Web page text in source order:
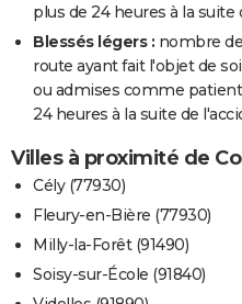
plus de 24 heures à la suite
Blessés légers : nombre
route ayant fait l'objet de
ou admises comme
24 heures à la suite de
Villes à proximité de
Cély (77930)
Fleury-en-Bière (77930)
Milly-la-Forêt (91490)
Soisy-sur-École (91840)